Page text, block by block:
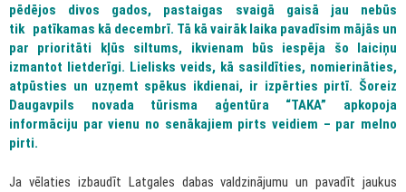
pēdējos divos gados, pastaigas svaigā gaisā jau nebūs
tik patīkamas kā decembrī. Tā kā vairāk laika pavadīsim mājās un
par prioritāti kļūs siltums, ikvienam būs iespēja šo laiciņu
izmantot lietderīgi. Lielisks veids, kā sasildīties, nomierināties,
atpūsties un uzņemt spēkus ikdienai, ir izpērties pirtī. Šoreiz
Daugavpils novada tūrisma aģentūra “TAKA” apkopoja
informāciju par vienu no senākajiem pirts veidiem – par melno
pirti.
Ja vēlaties izbaudīt Latgales dabas valdzinājumu un pavadīt jaukus